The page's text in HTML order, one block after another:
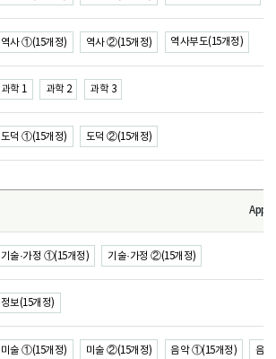
역사 ①(15개정) 역사 ②(15개정) 역사부도(15개정)
과학 1 과학 2 과학 3
도덕 ①(15개정) 도덕 ②(15개정)
기술·가정 ①(15개정) 기술·가정 ②(15개정)
정보(15개정)
미술 ①(15개정) 미술 ②(15개정) 음악 ①(15개정) 음